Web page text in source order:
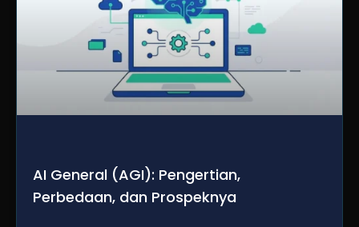
AI General (AGI): Pengertian,
Perbedaan, dan Prospeknya